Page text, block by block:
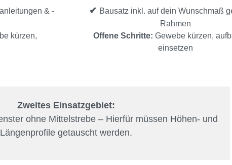
& -
kürzen,
✔ Bausatz inkl. auf dein Wunschmaß
Rahmen
Offene Schritte: Gewebe kürzen,
einsetzen
Zweites Einsatzgebiet:
ohne Mittelstrebe – Hierfür müssen Höhen- und
Längenprofile getauscht werden.